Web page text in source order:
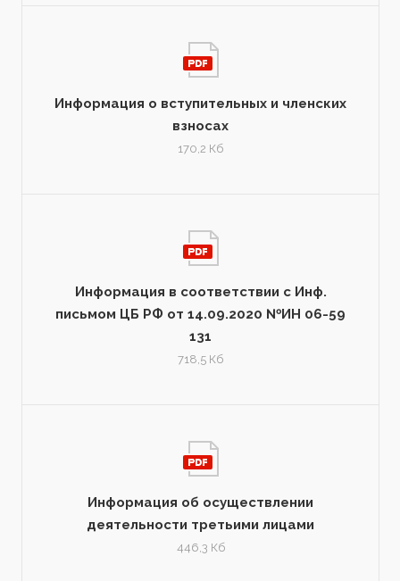
Информация о вступительных и членских
взносах
170,2 Кб
Информация в соответствии с Инф.
письмом ЦБ РФ от 14.09.2020 №ИН 06-59
131
718,5 Кб
Информация об осуществлении
деятельности третьими лицами
446,3 Кб